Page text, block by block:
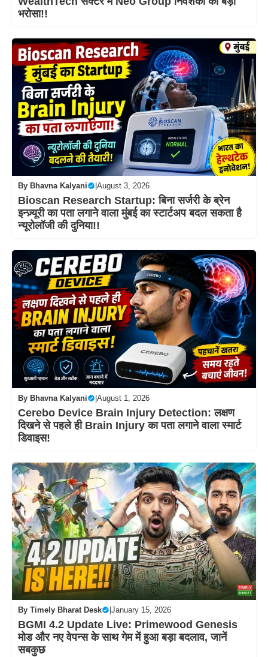
भरोसा!!
By Bhavna Kalyani August 3, 2026
Bioscan Research Startup: बिना सर्जरी के ब्रेन
इन्ज़्यूरी का पता लगाने वाला मुंबई का स्टार्टअप बदल सकता है
न्यूरोलॉजी की दुनिया!!
By Bhavna Kalyani August 1, 2026
Cerebo Device Brain Injury Detection: लक्षण
दिखने से पहले ही Brain Injury का पता लगाने वाला स्मार्ट
डिवाइस!
By Timely Bharat Desk January 15, 2026
BGMI 4.2 Update Live: Primewood Genesis
मोड और नए वेपन्स के साथ गेम में हुआ बड़ा बदलाव, जानें
सबकुछ